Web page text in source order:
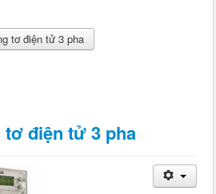
tơ điện tử 3 pha
tơ điện tử 3 pha